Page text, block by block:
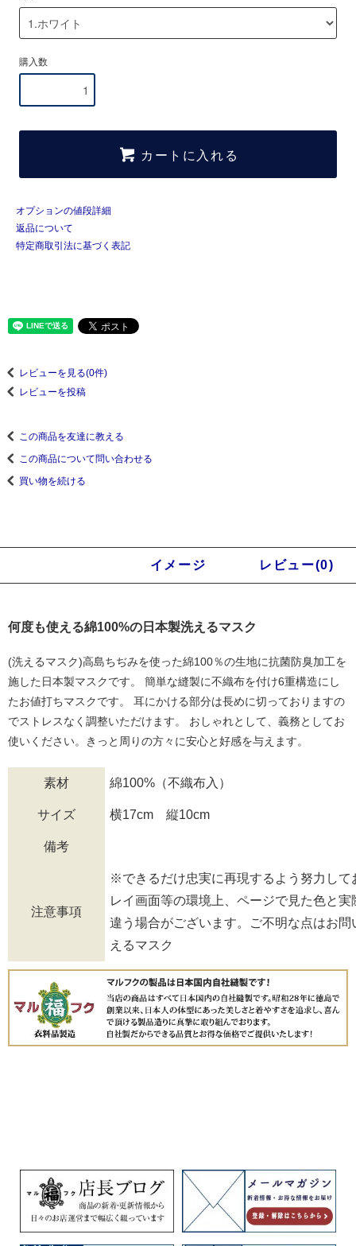
購入数
カートに入れる
オプションの値段詳細
返品について
特定商取引法に基づく表記
レビューを見る(0件)
レビューを投稿
この商品を友達に教える
この商品について問い合わせる
買い物を続ける
イメージ レビュー(0)
何度も使える綿100%の日本製洗えるマスク
(洗えるマスク)高島ちぢみを使った綿100％の生地に抗菌防臭加工を
施した日本製マスクです。 簡単な縫製に不織布を付け6重構造にし
たお値打ちマスクです。 耳にかける部分は長めに切っておりますの
でストレスなく調整いただけます。 おしゃれとして、義務としてお
使いください。きっと周りの方々に安心と好感を与えます。
素材 綿100%（不織布入）
サイズ 横17cm 縦10cm
備考
注意事項
※できるだけ忠実に再現するよう努力して
レイ画面等の環境上、ページで見た色と
違う場合がございます。ご不明な点はお
えるマスク